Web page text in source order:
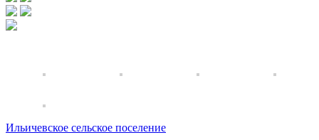
Ильичевское сельское поселение